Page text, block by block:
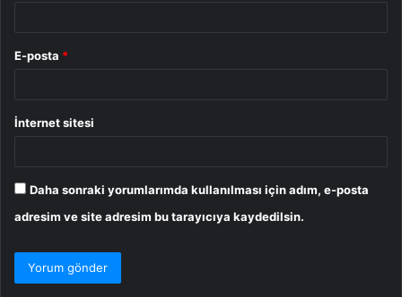
E-posta *
İnternet sitesi
Daha sonraki yorumlarımda kullanılması için adım, e-posta
adresim ve site adresim bu tarayıcıya kaydedilsin.